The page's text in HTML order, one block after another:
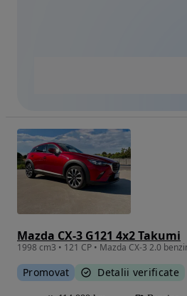
Mazda CX-3 G121 4x2 Takumi
Promovat Detalii verificate